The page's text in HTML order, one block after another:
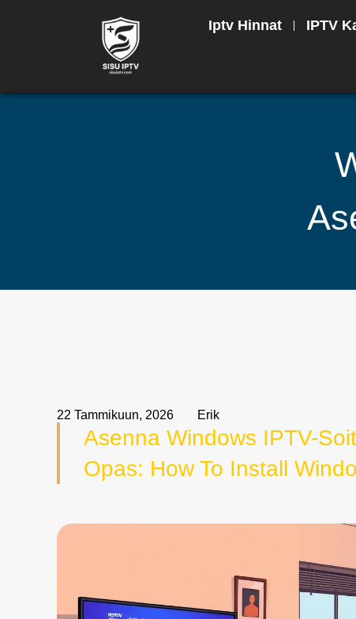
Iptv Hinnat IPTV
22 Tammikuun, 2026 Erik
Asenna Windows IPTV-
Opas: How To Install